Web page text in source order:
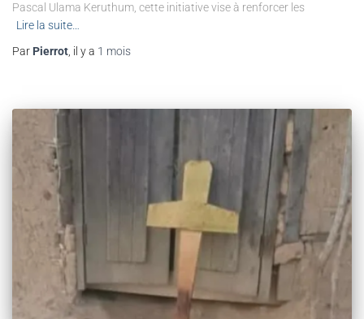
Pascal Ulama Keruthum, cette initiative vise à renforcer les
Lire la suite…
Par Pierrot, il y a 1 mois